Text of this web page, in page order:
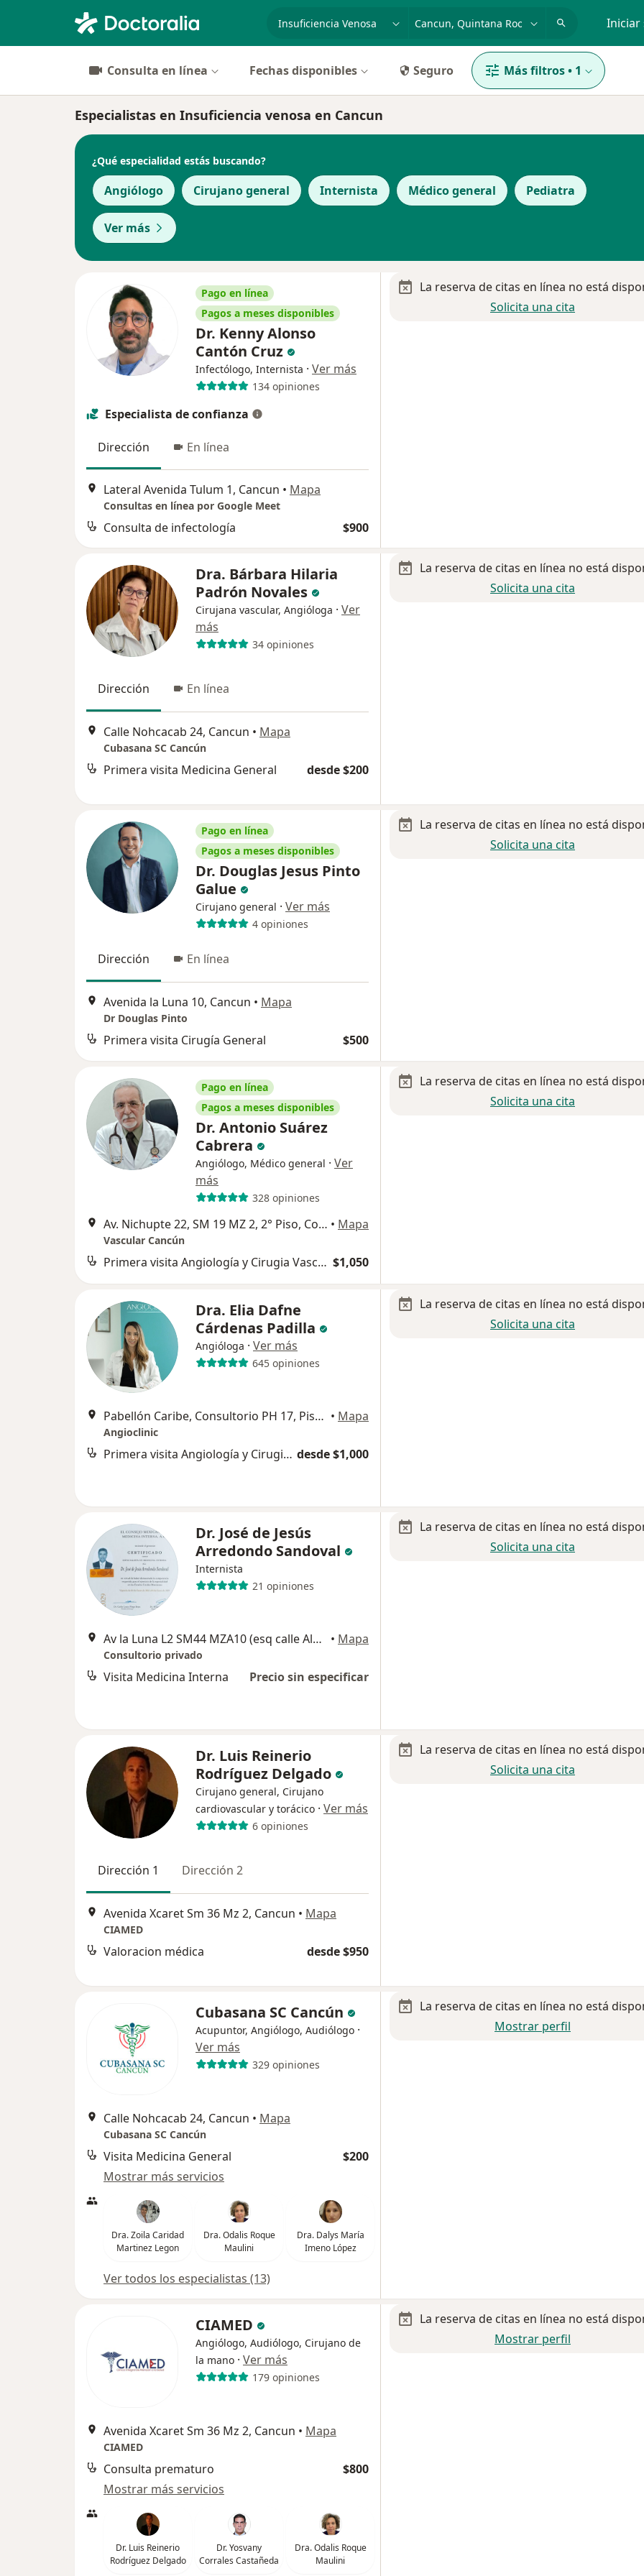
Iniciar
Consulta en línea Fechas disponibles Seguro Más filtros• 1
Especialistas en Insuficiencia venosa en Cancun
¿Qué especialidad estás buscando?
Angiólogo Cirujano general Internista Médico general Pediatra
Ver más
Pago en línea
Pagos a meses disponibles
Dr. Kenny Alonso
Cantón Cruz
Infectólogo, Internista · Ver más
134 opiniones
Especialista de confianza
Dirección En línea
Lateral Avenida Tulum 1, Cancun • Mapa
Consultas en línea por Google Meet
Consulta de infectología $900
La reserva de citas en línea no está
Solicita una cita
Dra. Bárbara Hilaria
Padrón Novales
Cirujana vascular, Angióloga · Ver
más
34 opiniones
Dirección En línea
Calle Nohcacab 24, Cancun • Mapa
Cubasana SC Cancún
Primera visita Medicina General desde $200
La reserva de citas en línea no está
Solicita una cita
Pago en línea
Pagos a meses disponibles
Dr. Douglas Jesus Pinto
Galue
Cirujano general · Ver más
4 opiniones
Dirección En línea
Avenida la Luna 10, Cancun • Mapa
Dr Douglas Pinto
Primera visita Cirugía General $500
La reserva de citas en línea no está
Solicita una cita
Pago en línea
Pagos a meses disponibles
Dr. Antonio Suárez
Cabrera
Angiólogo, Médico general · Ver
más
328 opiniones
Av. Nichupte 22, SM 19 MZ 2, 2° Piso, Consultorio 203 Plaza Pabellón Caribe, Cancun • Mapa
Vascular Cancún
Primera visita Angiología y Cirugia Vascular $1,050
La reserva de citas en línea no está
Solicita una cita
Dra. Elia Dafne
Cárdenas Padilla
Angióloga · Ver más
645 opiniones
Pabellón Caribe, Consultorio PH 17, Piso 3, Cancun • Mapa
Angioclinic
Primera visita Angiología y Cirugia Vascular desde $1,000
La reserva de citas en línea no está
Solicita una cita
Dr. José de Jesús
Arredondo Sandoval
Internista
21 opiniones
Av la Luna L2 SM44 MZA10 (esq calle Alba a 1 cuadra de Av del Sol), Cancun • Mapa
Consultorio privado
Visita Medicina Interna Precio sin especificar
La reserva de citas en línea no está
Solicita una cita
Dr. Luis Reinerio
Rodríguez Delgado
Cirujano general, Cirujano
cardiovascular y torácico · Ver más
6 opiniones
Dirección 1 Dirección 2
Avenida Xcaret Sm 36 Mz 2, Cancun • Mapa
CIAMED
Valoracion médica desde $950
La reserva de citas en línea no está
Solicita una cita
Cubasana SC Cancún
Acupuntor, Angiólogo, Audiólogo ·
Ver más
329 opiniones
Calle Nohcacab 24, Cancun • Mapa
Cubasana SC Cancún
Visita Medicina General
$200
Mostrar más servicios
Dra. Zoila Caridad
Martinez Legon
Dra. Odalis Roque
Maulini
Dra. Dalys María
Imeno López
Ver todos los especialistas (13)
La reserva de citas en línea no está
Mostrar perfil
CIAMED
Angiólogo, Audiólogo, Cirujano de
la mano · Ver más
179 opiniones
Avenida Xcaret Sm 36 Mz 2, Cancun • Mapa
CIAMED
Consulta prematuro
$800
Mostrar más servicios
Dr. Luis Reinerio
Rodríguez Delgado
Dr. Yosvany
Corrales Castañeda
Dra. Odalis Roque
Maulini
La reserva de citas en línea no está
Mostrar perfil